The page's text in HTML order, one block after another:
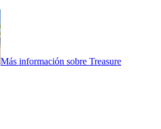
Más información sobre Treasure